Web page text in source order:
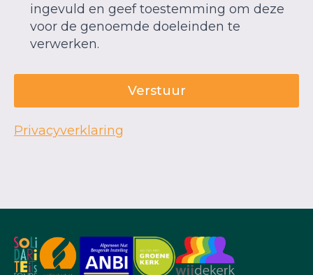
ingevuld en geef toestemming om deze
voor de genoemde doeleinden te
verwerken.
Verstuur
Privacyverklaring